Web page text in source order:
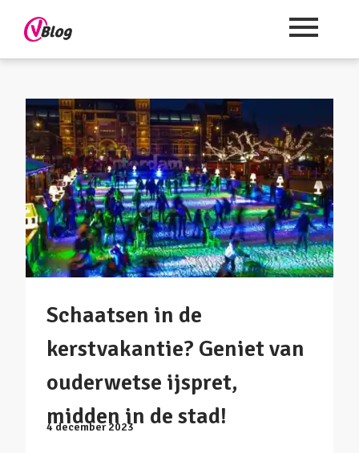
Schaatsen in de
kerstvakantie? Geniet van
ouderwetse ijspret,
midden in de stad!
4 december 2023